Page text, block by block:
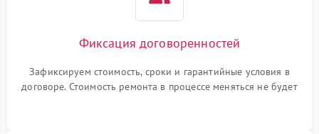
Фиксация договоренностей
Зафиксируем стоимость, сроки и гарантийные условия в
договоре. Стоимость ремонта в процессе меняться не будет